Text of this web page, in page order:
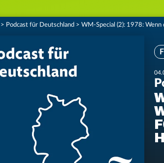
> Podcast für Deutschland > WM-Special (2): 1978: